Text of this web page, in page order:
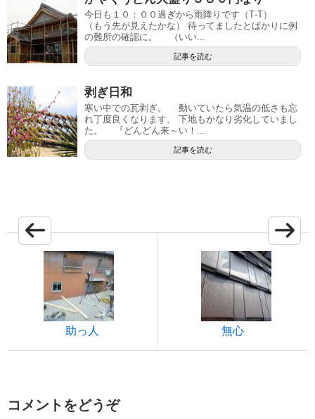
今日も１０：００過ぎから雨降りです（Τ-Τ）
（もう先が見えたかな） 待ってましたとばかりに例
の難所の確認に。 （いい...
記事を読む
剥ぎ日和
寒い中での瓦剥ぎ。 動いていたら気温の低さも忘
れ丁度良くなります。 下地もかなり劣化していまし
た。 『どんどん来～い！...
記事を読む
助っ人 無心
コメントをどうぞ